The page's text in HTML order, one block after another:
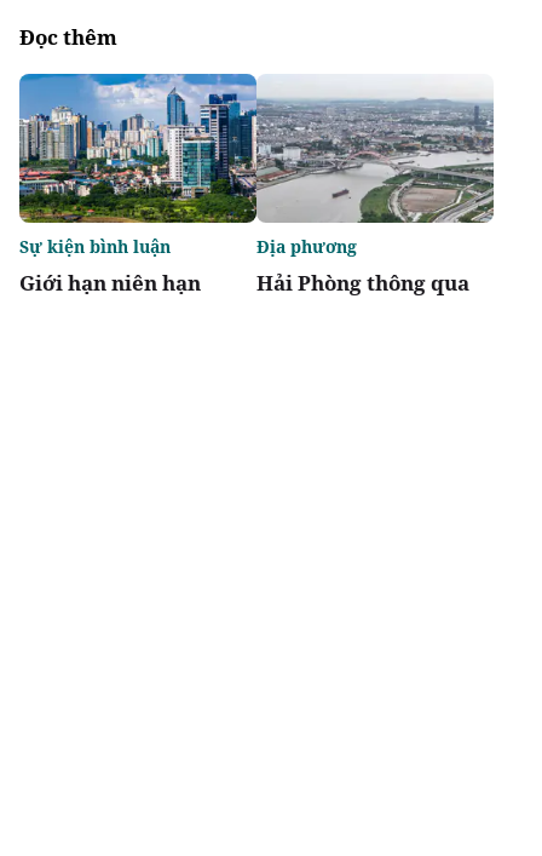
Đọc thêm
Giới hạn niên hạn
Sự kiện bình luận
Hải Phòng thông qua
Địa phương